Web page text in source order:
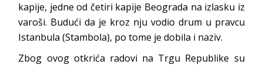
kapije, jedne od četiri kapije Beograda na izlasku iz
varoši. Budući da je kroz nju vodio drum u pravcu
Istanbula (Stambola), po tome je dobila i naziv.
Zbog ovog otkrića radovi na Trgu Republike su